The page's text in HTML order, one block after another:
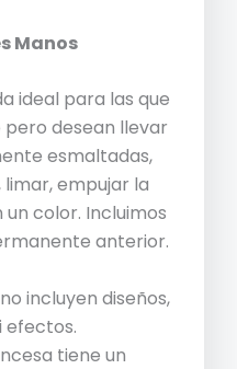
Manos
ideal para las que
desean llevar
esmaltadas,
empujar la
color. Incluimos
anterior.
incluyen diseños,
efectos.
tiene un